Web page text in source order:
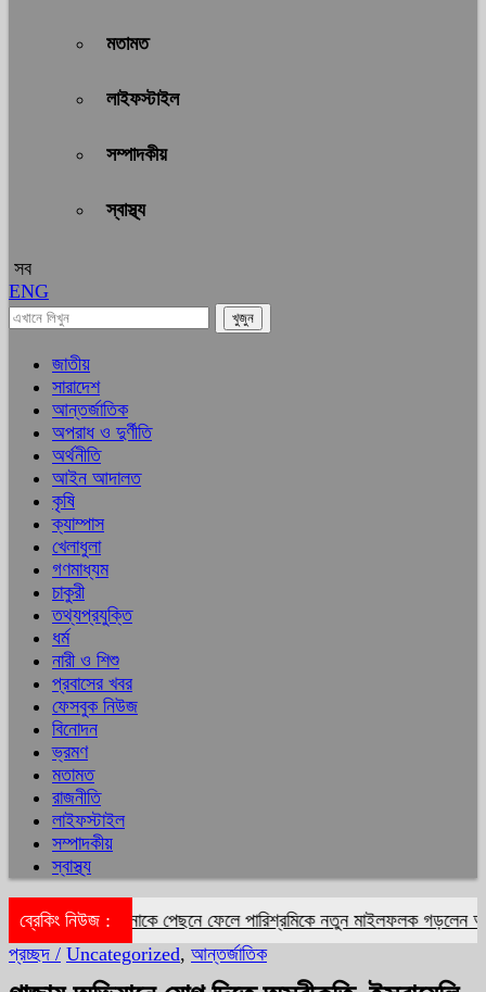
মতামত
লাইফস্টাইল
সম্পাদকীয়
স্বাস্থ্য
সব
ENG
জাতীয়
সারাদেশ
আন্তর্জাতিক
অপরাধ ও দুর্ণীতি
অর্থনীতি
আইন আদালত
কৃষি
ক্যাম্পাস
খেলাধুলা
গণমাধ্যম
চাকুরী
তথ্যপ্রযুক্তি
ধর্ম
নারী ও শিশু
প্রবাসের খবর
ফেসবুক নিউজ
বিনোদন
ভ্রমণ
মতামত
রাজনীতি
লাইফস্টাইল
সম্পাদকীয়
স্বাস্থ্য
ব্রেকিং নিউজ :
দীপিকা-ক্যাটরিনাকে পেছনে ফেলে পারিশ্রমিকে নতুন মাইলফলক গড়লেন আলিয়া
প্রচ্ছদ / Uncategorized, আন্তর্জাতিক